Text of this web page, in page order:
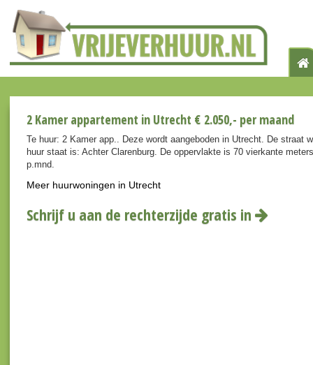
2 Kamer appartement in Utrecht € 2.050,- per maand
Te huur: 2 Kamer app.. Deze wordt aangeboden in Utrecht. De straat
huur staat is: Achter Clarenburg. De oppervlakte is 70 vierkante
p.mnd.
Meer huurwoningen in Utrecht
Schrijf u aan de rechterzijde gratis in